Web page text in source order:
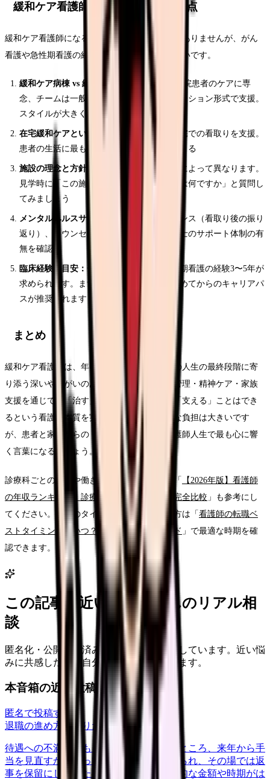
緩和ケア看護師への転職方法と注意点
緩和ケア看護師になるために特別な資格は必要ありませんが、がん
看護や急性期看護の経験が求められることが多いです。
緩和ケア病棟 vs 緩和ケアチーム：病棟は入院患者のケアに専
念、チームは一般病棟の患者をコンサルテーション形式で支援。
スタイルが大きく異なる
在宅緩和ケアという選択肢：
訪問看護で自宅での看取りを支援。
患者の生活に最も近い場所でケアを提供できる
施設の理念と方針：
緩和ケアの哲学は施設によって異なります。
見学時に「この施設の大切にしていることは何ですか」と質問し
てみましょう
メンタルヘルスサポート：
デスカンファレンス（看取り後の振り
返り）、カウンセリング体制、スタッフ同士のサポート体制の有
無を確認
臨床経験の目安： 一般的にがん看護や急性期看護の経験3〜5年が
求められます。まずは一般病棟で基礎を固めてからのキャリアパ
スが推奨されます
まとめ
緩和ケア看護師は、年収450〜520万円で患者の人生の最終段階に寄
り添う深いやりがいのある診療科です。疼痛管理・精神ケア・家族
支援を通じて、「治す」ことができなくても「支える」ことはでき
るという看護の本質を実践できます。精神的な負担は大きいです
が、患者と家族からの「ありがとう」は、看護師人生で最も心に響
く言葉になるでしょう。
診療科ごとの年収や働き方を比較したい方は「
【2026年版】看護師
の年収ランキング｜診療科別・都道府県別の完全比較 」も参考にし
てください。転職のタイミングに迷っている方は「看護師の転職ベ
ストタイミングはいつ？2026年版の完全ガイド 」で最適な時期を確
認できます。
この記事に近い看護師さんのリアル相
談
匿名化・公開承認済みの本音だけを表示しています。近い悩
みに共感したり、自分の状況を投稿できます。
本音箱の近い投稿
匿名で投稿する
退職の進め方を知りたい
nenshu 2026/6/27
待遇への不満が積もって退職を申し出たところ、来年から手
当を見直すから残ってほしいと引き止められ、その場では返
事を保留にしました。口約束だけで具体的な金額や時期がは